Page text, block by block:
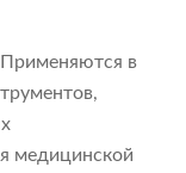
в
медицинской